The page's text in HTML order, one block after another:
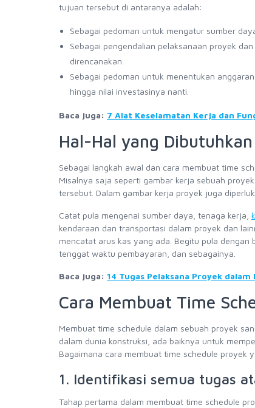
tujuan tersebut di antaranya adalah:
Sebagai pedoman untuk mengatur sumber
Sebagai pengendalian pelaksanaan proyek
direncanakan.
Sebagai pedoman untuk menentukan
hingga nilai investasinya nanti.
Baca juga: 7 Alat Keselamatan Kerja dan
Hal-Hal yang
Sebagai langkah awal dan cara membuat time
Misalnya saja seperti gambar kerja sebuah
tersebut. Dalam gambar kerja proyek juga
Catat pula mengenai sumber daya, tenaga kerja,
kendaraan dan transportasi dalam proyek dan
mencatat arus kas yang ada. Begitu pula
tenggat waktu pembayaran, dan sebagainya.
Baca juga: 14 Tugas Pelaksana Proyek
Cara Membuat Time
Membuat time schedule dalam sebuah proyek
dalam dunia konstruksi, ada baiknya untuk
Bagaimana cara membuat time schedule proyek
1. Identifikasi semua tugas
Tahap pertama dalam membuat time schedule